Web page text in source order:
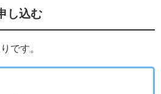
し込む
です。